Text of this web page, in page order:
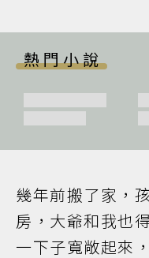
熱門小說
幾年前搬了家，
房，大爺和我也
一下子寬敞起來